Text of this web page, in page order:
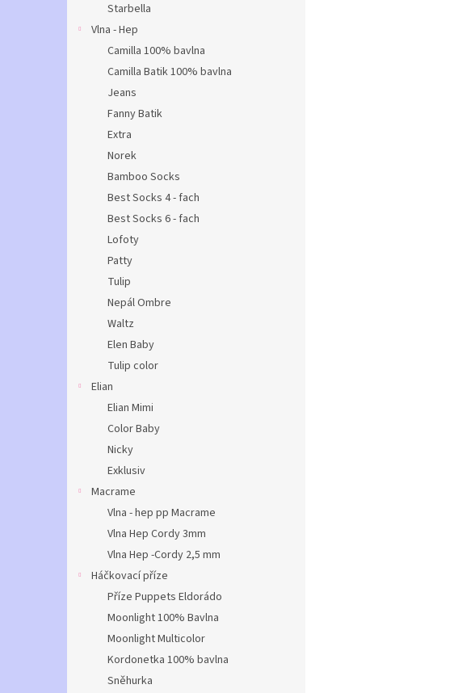
Starbella
Vlna - Hep
Camilla 100% bavlna
Camilla Batik 100% bavlna
Jeans
Fanny Batik
Extra
Norek
Bamboo Socks
Best Socks 4 - fach
Best Socks 6 - fach
Lofoty
Patty
Tulip
Nepál Ombre
Waltz
Elen Baby
Tulip color
Elian
Elian Mimi
Color Baby
Nicky
Exklusiv
Macrame
Vlna - hep pp Macrame
Vlna Hep Cordy 3mm
Vlna Hep -Cordy 2,5 mm
Háčkovací příze
Příze Puppets Eldorádo
Moonlight 100% Bavlna
Moonlight Multicolor
Kordonetka 100% bavlna
Sněhurka